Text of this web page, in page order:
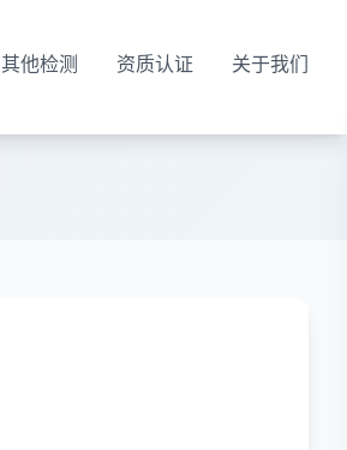
其他检测 资质认证 关于我们